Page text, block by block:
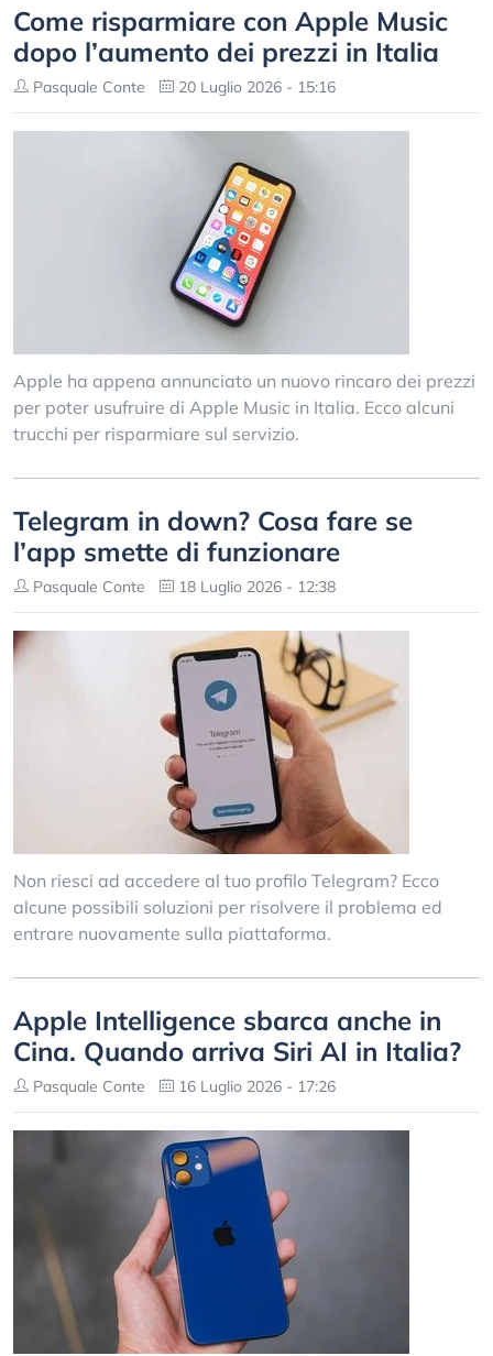
Come risparmiare con Apple Music
dopo l’aumento dei prezzi in Italia
Pasquale Conte 20 Luglio 2026 - 15:16
Apple ha appena annunciato un nuovo rincaro dei prezzi
per poter usufruire di Apple Music in Italia. Ecco alcuni
trucchi per risparmiare sul servizio.
Telegram in down? Cosa fare se
l’app smette di funzionare
Pasquale Conte 18 Luglio 2026 - 12:38
Non riesci ad accedere al tuo profilo Telegram? Ecco
alcune possibili soluzioni per risolvere il problema ed
entrare nuovamente sulla piattaforma.
Apple Intelligence sbarca anche in
Cina. Quando arriva Siri AI in Italia?
Pasquale Conte 16 Luglio 2026 - 17:26